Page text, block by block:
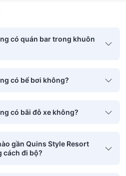
có quán bar trong khuôn
có bể bơi không?
có bãi đỗ xe không?
gần Quins Style Resort
cách đi bộ?